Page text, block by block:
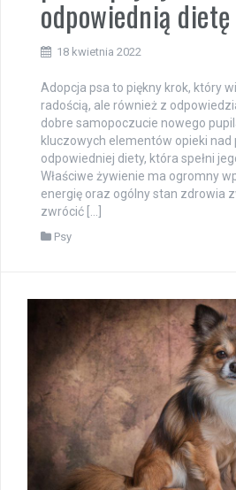
odpowiednią dietę
18 kwietnia 2022
Adopcja psa to piękny krok, który
radością, ale również z
dobre samopoczucie nowego
kluczowych elementów opieki nad
odpowiedniej diety, która spełni
Właściwe żywienie ma ogromny
energię oraz ogólny stan zdrowia
zwrócić […]
Psy